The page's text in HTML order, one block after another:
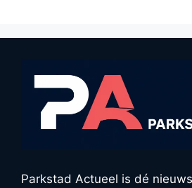
Parkstad Actueel is dé